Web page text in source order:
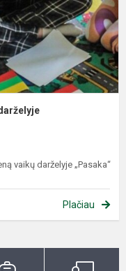
vaikų darželyje „Pasaka“
Plačiau